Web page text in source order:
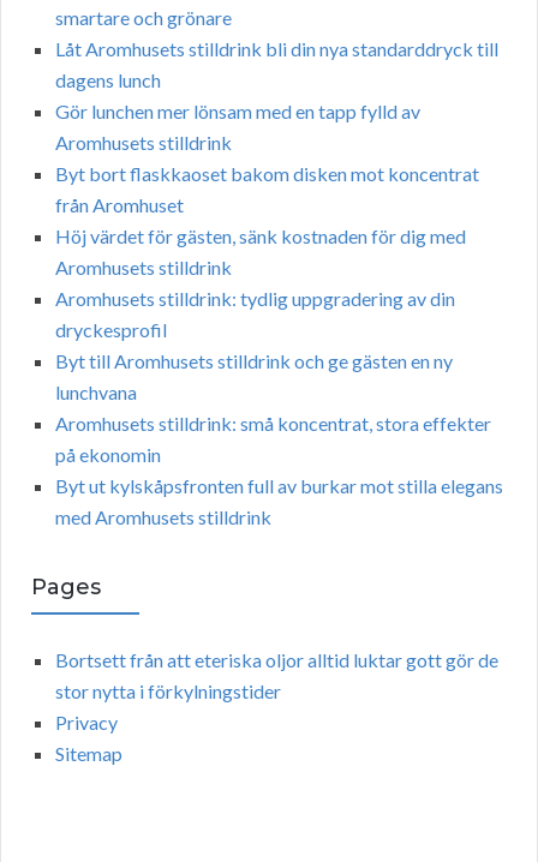
smartare och grönare
Låt Aromhusets stilldrink bli din nya standarddryck till
dagens lunch
Gör lunchen mer lönsam med en tapp fylld av
Aromhusets stilldrink
Byt bort flaskkaoset bakom disken mot koncentrat
från Aromhuset
Höj värdet för gästen, sänk kostnaden för dig med
Aromhusets stilldrink
Aromhusets stilldrink: tydlig uppgradering av din
dryckesprofil
Byt till Aromhusets stilldrink och ge gästen en ny
lunchvana
Aromhusets stilldrink: små koncentrat, stora effekter
på ekonomin
Byt ut kylskåpsfronten full av burkar mot stilla elegans
med Aromhusets stilldrink
Pages
Bortsett från att eteriska oljor alltid luktar gott gör de
stor nytta i förkylningstider
Privacy
Sitemap